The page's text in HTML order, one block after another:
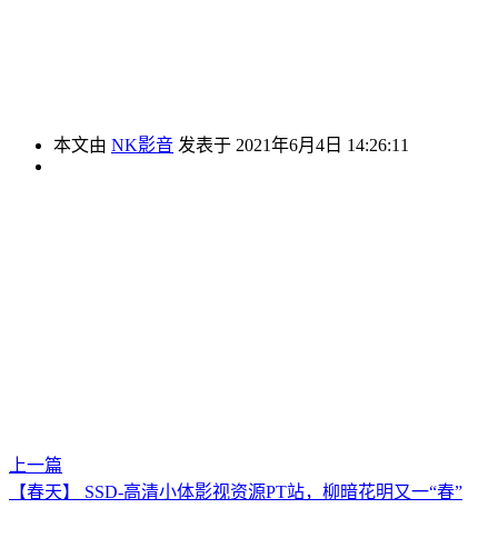
本文由 NK影音 发表于 2021年6月4日 14:26:11
上一篇
【春天】 SSD-高清小体影视资源PT站，柳暗花明又一“春”